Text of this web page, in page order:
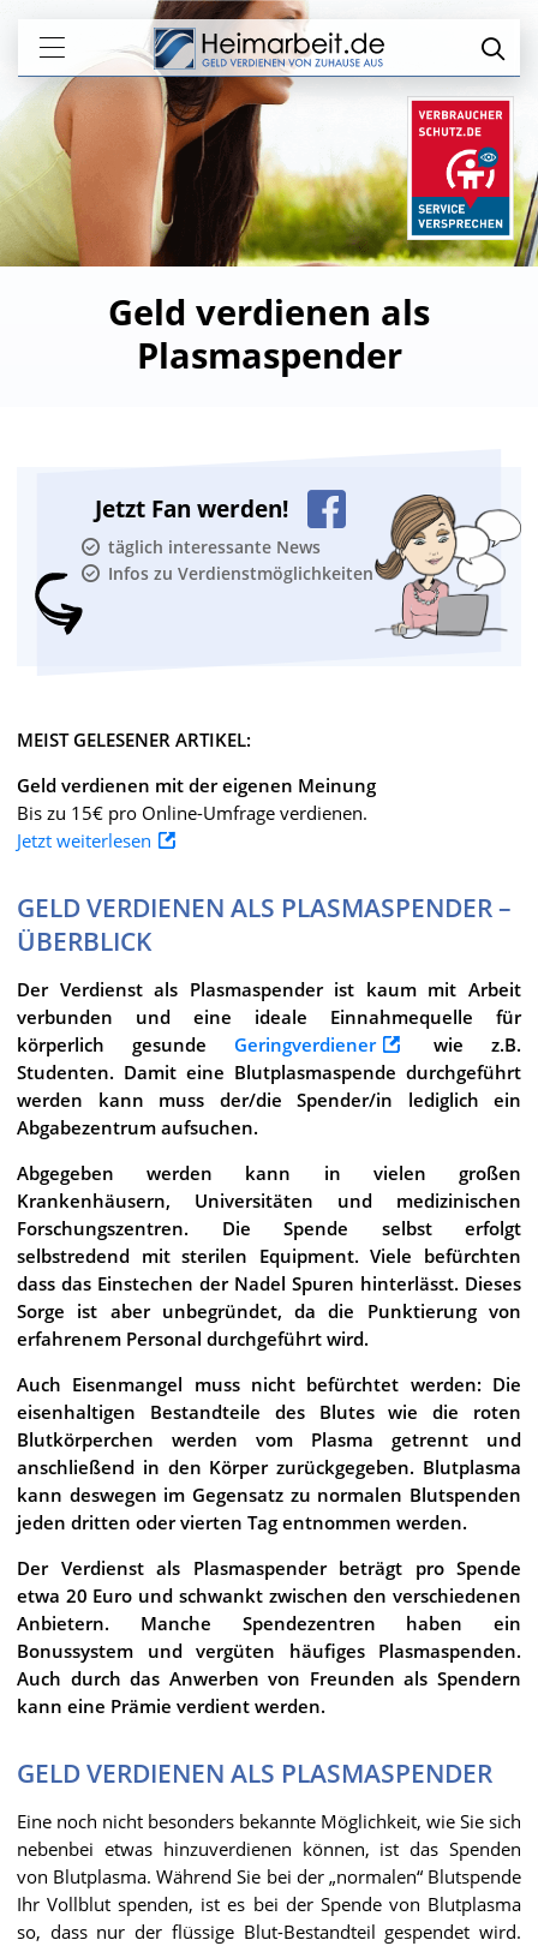
Geld verdienen als
Plasmaspender
Jetzt Fan werden!
täglich interessante News
Infos zu Verdienstmöglichkeiten
MEIST GELESENER ARTIKEL:
Geld verdienen mit der eigenen Meinung
Bis zu 15€ pro Online-Umfrage verdienen.
Jetzt weiterlesen
GELD VERDIENEN ALS PLASMASPENDER –
ÜBERBLICK
Der Verdienst als Plasmaspender ist kaum mit Arbeit
verbunden und eine ideale Einnahmequelle für
körperlich gesunde Geringverdiener
wie z.B.
Studenten. Damit eine Blutplasmaspende durchgeführt
werden kann muss der/die Spender/in lediglich ein
Abgabezentrum aufsuchen.
Abgegeben werden kann in vielen großen
Krankenhäusern, Universitäten und medizinischen
Forschungszentren. Die Spende selbst erfolgt
selbstredend mit sterilen Equipment. Viele befürchten
dass das Einstechen der Nadel Spuren hinterlässt. Dieses
Sorge ist aber unbegründet, da die Punktierung von
erfahrenem Personal durchgeführt wird.
Auch Eisenmangel muss nicht befürchtet werden: Die
eisenhaltigen Bestandteile des Blutes wie die roten
Blutkörperchen werden vom Plasma getrennt und
anschließend in den Körper zurückgegeben. Blutplasma
kann deswegen im Gegensatz zu normalen Blutspenden
jeden dritten oder vierten Tag entnommen werden.
Der Verdienst als Plasmaspender beträgt pro Spende
etwa 20 Euro und schwankt zwischen den verschiedenen
Anbietern. Manche Spendezentren haben ein
Bonussystem und vergüten häufiges Plasmaspenden.
Auch durch das Anwerben von Freunden als Spendern
kann eine Prämie verdient werden.
GELD VERDIENEN ALS PLASMASPENDER
Eine noch nicht besonders bekannte Möglichkeit, wie Sie sich
nebenbei etwas hinzuverdienen können, ist das Spenden
von Blutplasma. Während Sie bei der „normalen“ Blutspende
Ihr Vollblut spenden, ist es bei der Spende von Blutplasma
so, dass nur der flüssige Blut-Bestandteil gespendet wird.